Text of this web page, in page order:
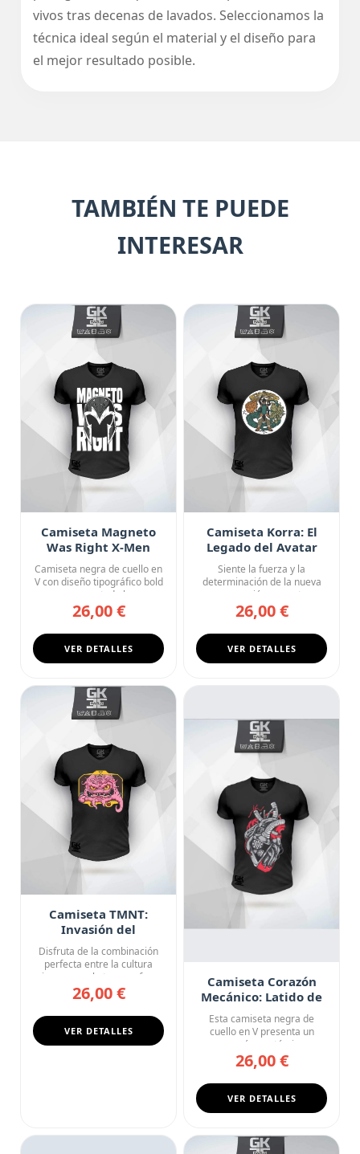
vivos tras decenas de lavados. Seleccionamos la
técnica ideal según el material y el diseño para
el mejor resultado posible.
TAMBIÉN TE PUEDE
INTERESAR
Camiseta Magneto
Was Right X-Men
Marvel Statement
Camiseta negra de cuello en
V con diseño tipográfico bold
que ocupa toda la s...
26,00 €
VER DETALLES
Camiseta Korra: El
Legado del Avatar
Siente la fuerza y la
determinación de la nueva
generación con esta
camiseta ...
26,00 €
VER DETALLES
Camiseta TMNT:
Invasión del
Tecnódromo
Disfruta de la combinación
perfecta entre la cultura
japonesa y la ternura fe...
26,00 €
VER DETALLES
Camiseta Corazón
Mecánico: Latido de
Acero
Esta camiseta negra de
cuello en V presenta un
corazón anatómico
completament...
26,00 €
VER DETALLES